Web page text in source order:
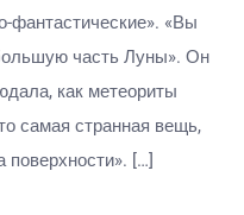
фантастические». «Вы
часть Луны». Он
как метеориты
самая странная вещь,
поверхности». […]